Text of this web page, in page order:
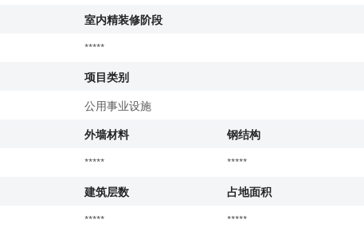
室内精装修阶段
*****
项目类别
公用事业设施
外墙材料
钢结构
*****
*****
建筑层数
占地面积
*****
*****